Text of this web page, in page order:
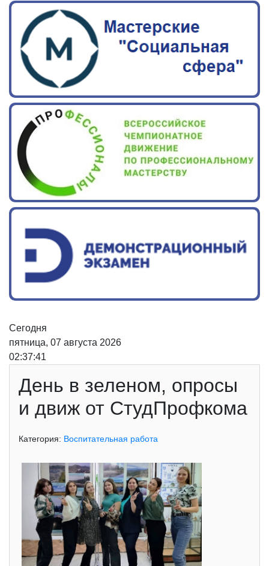
Сегодня
пятница, 07 августа 2026
02:37:42
День в зеленом, опросы
и движ от СтудПрофкома
Категория: Воспитательная работа